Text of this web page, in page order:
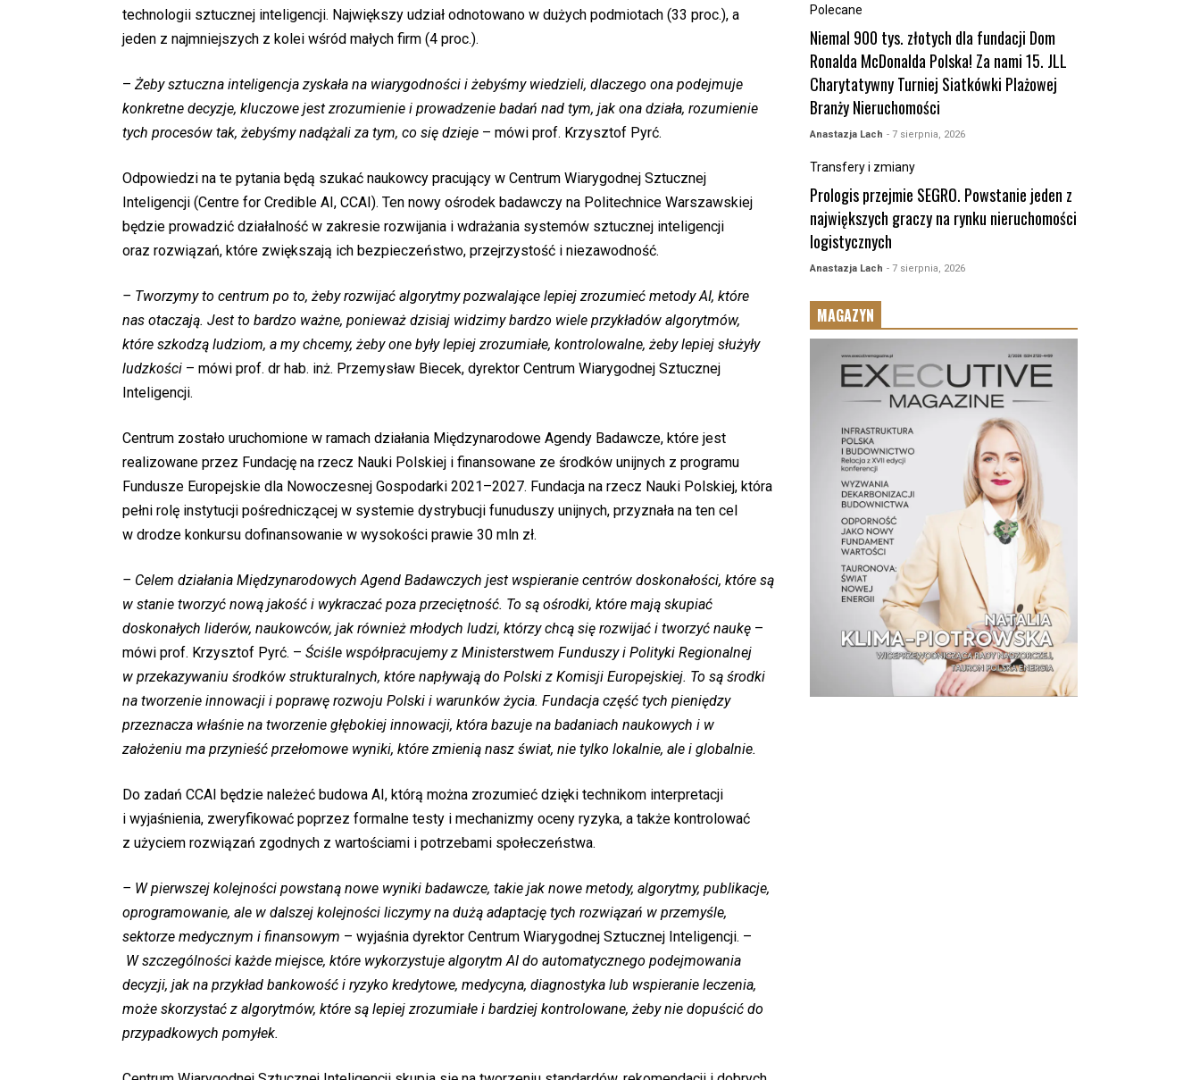
technologii sztucznej inteligencji. Największy udział odnotowano w dużych podmiotach (33 proc.), a
jeden z najmniejszych z kolei wśród małych firm (4 proc.).
– Żeby sztuczna inteligencja zyskała na wiarygodności i żebyśmy wiedzieli, dlaczego ona podejmuje
konkretne decyzje, kluczowe jest zrozumienie i prowadzenie badań nad tym, jak ona działa, rozumienie
tych procesów tak, żebyśmy nadążali za tym, co się dzieje – mówi prof. Krzysztof Pyrć.
Odpowiedzi na te pytania będą szukać naukowcy pracujący w Centrum Wiarygodnej Sztucznej
Inteligencji (Centre for Credible AI, CCAI). Ten nowy ośrodek badawczy na Politechnice Warszawskiej
będzie prowadzić działalność w zakresie rozwijania i wdrażania systemów sztucznej inteligencji
oraz rozwiązań, które zwiększają ich bezpieczeństwo, przejrzystość i niezawodność.
– Tworzymy to centrum po to, żeby rozwijać algorytmy pozwalające lepiej zrozumieć metody AI, które
nas otaczają. Jest to bardzo ważne, ponieważ dzisiaj widzimy bardzo wiele przykładów algorytmów,
które szkodzą ludziom, a my chcemy, żeby one były lepiej zrozumiałe, kontrolowalne, żeby lepiej służyły
ludzkości – mówi prof. dr hab. inż. Przemysław Biecek, dyrektor Centrum Wiarygodnej Sztucznej
Inteligencji.
Centrum zostało uruchomione w ramach działania Międzynarodowe Agendy Badawcze, które jest
realizowane przez Fundację na rzecz Nauki Polskiej i finansowane ze środków unijnych z programu
Fundusze Europejskie dla Nowoczesnej Gospodarki 2021–2027. Fundacja na rzecz Nauki Polskiej, która
pełni rolę instytucji pośredniczącej w systemie dystrybucji funuduszy unijnych, przyznała na ten cel
w drodze konkursu dofinansowanie w wysokości prawie 30 mln zł.
– Celem działania Międzynarodowych Agend Badawczych jest wspieranie centrów doskonałości, które są
w stanie tworzyć nową jakość i wykraczać poza przeciętność. To są ośrodki, które mają skupiać
doskonałych liderów, naukowców, jak również młodych ludzi, którzy chcą się rozwijać i tworzyć naukę –
mówi prof. Krzysztof Pyrć. – Ściśle współpracujemy z Ministerstwem Funduszy i Polityki Regionalnej
w przekazywaniu środków strukturalnych, które napływają do Polski z Komisji Europejskiej. To są środki
na tworzenie innowacji i poprawę rozwoju Polski i warunków życia. Fundacja część tych pieniędzy
przeznacza właśnie na tworzenie głębokiej innowacji, która bazuje na badaniach naukowych i w
założeniu ma przynieść przełomowe wyniki, które zmienią nasz świat, nie tylko lokalnie, ale i globalnie.
Do zadań CCAI będzie należeć budowa AI, którą można zrozumieć dzięki technikom interpretacji
i wyjaśnienia, zweryfikować poprzez formalne testy i mechanizmy oceny ryzyka, a także kontrolować
z użyciem rozwiązań zgodnych z wartościami i potrzebami społeczeństwa.
– W pierwszej kolejności powstaną nowe wyniki badawcze, takie jak nowe metody, algorytmy, publikacje,
oprogramowanie, ale w dalszej kolejności liczymy na dużą adaptację tych rozwiązań w przemyśle,
sektorze medycznym i finansowym – wyjaśnia dyrektor Centrum Wiarygodnej Sztucznej Inteligencji. –
W szczególności każde miejsce, które wykorzystuje algorytm AI do automatycznego podejmowania
decyzji, jak na przykład bankowość i ryzyko kredytowe, medycyna, diagnostyka lub wspieranie leczenia,
może skorzystać z algorytmów, które są lepiej zrozumiałe i bardziej kontrolowane, żeby nie dopuścić do
przypadkowych pomyłek.
Polecane
Niemal 900 tys. złotych dla fundacji Dom
Ronalda McDonalda Polska! Za nami 15. JLL
Charytatywny Turniej Siatkówki Plażowej
Branży Nieruchomości
Anastazja Lach - 7 sierpnia, 2026
Transfery i zmiany
Prologis przejmie SEGRO. Powstanie jeden z
największych graczy na rynku nieruchomości
logistycznych
Anastazja Lach - 7 sierpnia, 2026
MAGAZYN